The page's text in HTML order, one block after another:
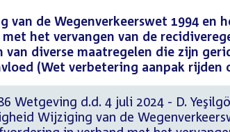
van de Wegenverkeerswet 1994 en
met het vervangen van de
van diverse maatregelen die zijn
(Wet verbetering aanpak rijden
Wetgeving d.d. 4 juli 2024 - D.
Wijziging van de